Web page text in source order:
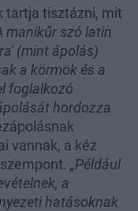
tartja tisztázni, mit
manikűr szó latin
(mint ápolás)
a körmök és a
foglalkozó
hordozza
vannak, a kéz
„Például
a
hatásoknak